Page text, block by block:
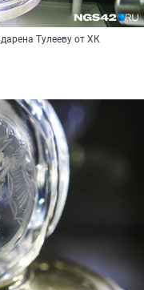
Тулееву от ХК